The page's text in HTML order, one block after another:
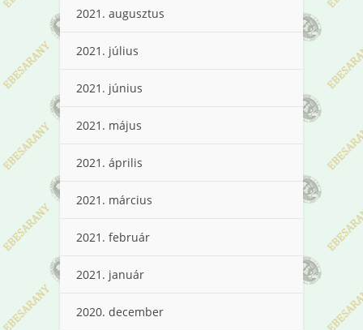
2021. augusztus
2021. július
2021. június
2021. május
2021. április
2021. március
2021. február
2021. január
2020. december